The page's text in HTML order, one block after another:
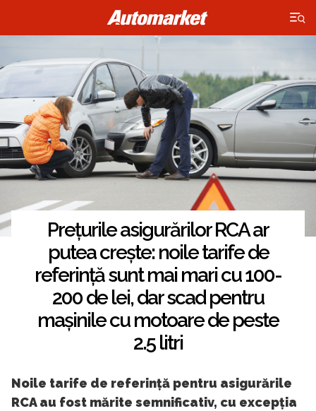
×
Prețurile asigurărilor RCA ar
putea crește: noile tarife de
referință sunt mai mari cu 100-
200 de lei, dar scad pentru
mașinile cu motoare de peste
2.5 litri
Noile tarife de referință pentru asigurările
RCA au fost mărite semnificativ, cu excepția